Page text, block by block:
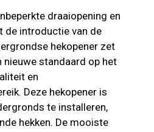
draaiopening en
de introductie van de
hekopener zet
nieuwe standaard op het
en
Deze hekopener is
te installeren,
hekken. De mooiste